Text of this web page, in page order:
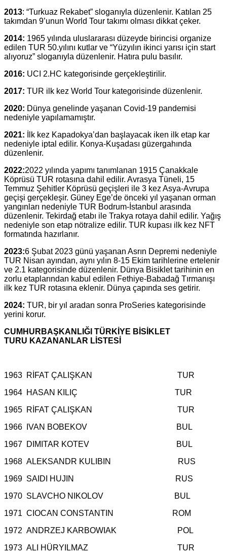
2013: “Turkuaz Rekabet” sloganıyla düzenlenir. Katılan 25
takımdan 9’unun World Tour takımı olması dikkat çeker.
2014: 1965 yılında uluslararası düzeyde birincisi organize
edilen TUR 50.yılını kutlar ve “Yüzyılın ikinci yarısı için start
alıyoruz” sloganıyla düzenlenir. Hatıra pulu basılır.
2016: UCI 2.HC kategorisinde gerçekleştirilir.
2017: TUR ilk kez World Tour kategorisinde düzenlenir.
2020: Dünya genelinde yaşanan Covid-19 pandemisi
nedeniyle yapılamamıştır.
2021:
İlk kez Kapadokya’dan başlayacak iken ilk etap kar
nedeniyle iptal edilir. Konya-Kuşadası güzergahında
düzenlenir.
2022:2022 yılında yapımı tanımlanan 1915 Çanakkale
Köprüsü TUR rotasına dahil edilir. Avrasya Tüneli, 15
Temmuz Şehitler Köprüsü geçişleri ile 3 kez Asya-Avrupa
geçişi gerçekleşir. Güney Ege’de önceki yıl yaşanan orman
yangınları nedeniyle TUR Bodrum-İstanbul arasında
düzenlenir. Tekirdağ etabı ile Trakya rotaya dahil edilir. Yağış
nedeniyle son etap nötralize edilir. TUR kupası ilk kez NFT
formatında hazırlanır.
2023:6 Şubat 2023 günü yaşanan Asrın Depremi nedeniyle
TUR Nisan ayından, aynı yılın 8-15 Ekim tarihlerine ertelenir
ve 2.1 kategorisinde düzenlenir. Dünya Bisiklet tarihinin en
zorlu etaplarından kabul edilen Fethiye-Babadağ Tırmanışı
ilk kez TUR rotasına eklenir. Dünya çapında ses getirir.
2024: TUR, bir yıl aradan sonra ProSeries kategorisinde
yerini korur.
CUMHURBAŞKANLIĞI TÜRKİYE BİSİKLET
TURU KAZANANLAR LİSTESİ
1963 RİFAT ÇALIŞKAN TUR
1964 HASAN KILIÇ TUR
1965 RİFAT ÇALIŞKAN TUR
1966 IVAN BOBEKOV BUL
1967 DIMITAR KOTEV BUL
1968 ALEKSANDR KULIBIN RUS
1969 SAIDI HUJIN RUS
1970 SLAVCHO NIKOLOV BUL
1971 CIOCAN CONSTANTIN ROM
1972 ANDRZEJ KARBOWIAK POL
1973 ALI HÜRYILMAZ TUR